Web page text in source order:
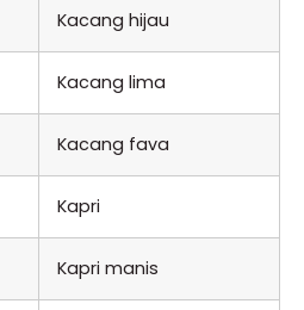
Kacang hijau
Kacang lima
Kacang fava
Kapri
Kapri manis